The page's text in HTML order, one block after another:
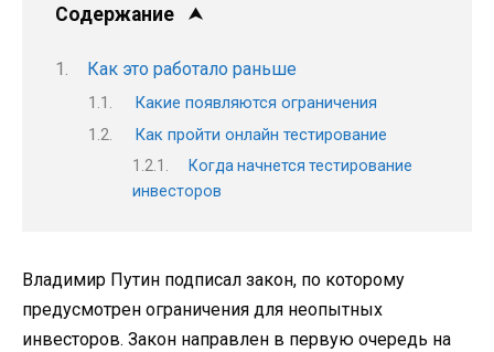
Содержание
Как это работало раньше
Какие появляются ограничения
Как пройти онлайн тестирование
Когда начнется тестирование
инвесторов
Владимир Путин подписал закон, по которому
предусмотрен ограничения для неопытных
инвесторов. Закон направлен в первую очередь на